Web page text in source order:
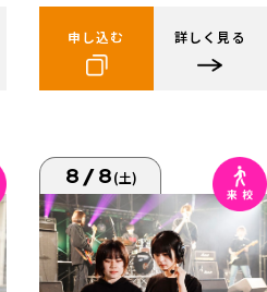
申し込む 詳しく見る
8/8(土)